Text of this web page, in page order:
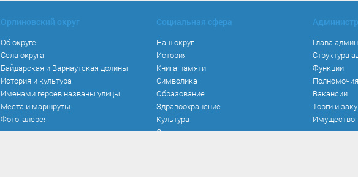
Орлиновский округ
Об округе
Сёла округа
Байдарская и Варнаутская долины
История и культура
Именами героев названы улицы
Места и маршруты
Фотогалерея
Социальная сфера
Наш округ
История
Книга памяти
Символика
Образование
Здравоохранение
Культура
Спорт
Глава
Структура
Функции
Полномочия
Вакансии
Торги и
Имущество